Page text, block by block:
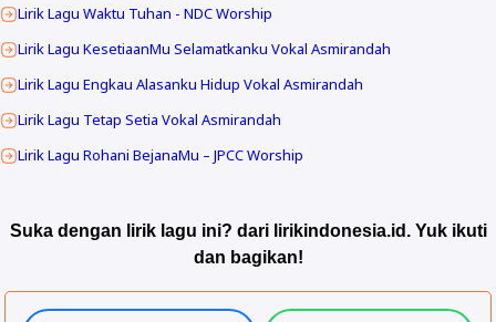
Lirik Lagu Waktu Tuhan - NDC Worship
Lirik Lagu KesetiaanMu Selamatkanku Vokal Asmirandah
Lirik Lagu Engkau Alasanku Hidup Vokal Asmirandah
Lirik Lagu Tetap Setia Vokal Asmirandah
Lirik Lagu Rohani BejanaMu – JPCC Worship
Suka dengan lirik lagu ini? dari lirikindonesia.id. Yuk ikuti
dan bagikan!